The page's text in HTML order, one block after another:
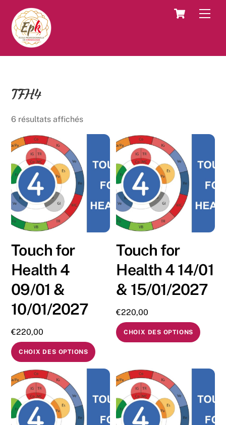
content
Cart
TFH4
6 résultats affichés
Touch for
Health 4
09/01 &
10/01/2027
€220,00
CHOIX DES OPTIONS
Touch for
Health 4 14/01
& 15/01/2027
€220,00
CHOIX DES OPTIONS